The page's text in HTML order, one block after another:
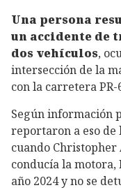
Una persona
un accidente de
dos vehículos,
intersección de la
con la carretera PR-
Según información
reportaron a eso de
cuando Christopher
conducía la motora,
año 2024 y no se